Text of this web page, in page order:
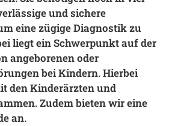
Notaufnahme
Anreise
und sichere
eine zügige Diagnostik zu
liegt ein Schwerpunkt auf der
angeborenen oder
bei Kindern. Hierbei
den Kinderärzten und
Zudem bieten wir eine
an.